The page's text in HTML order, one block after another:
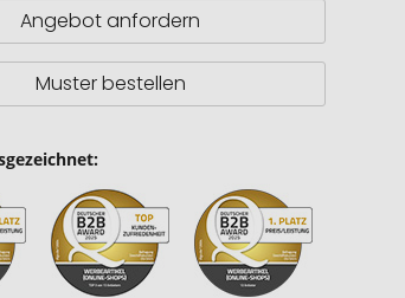
Angebot anfordern
Muster bestellen